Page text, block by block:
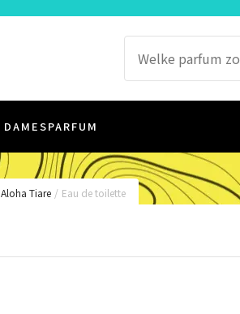
DAMESPARFUM
Aloha Tiare / Eau de toilette